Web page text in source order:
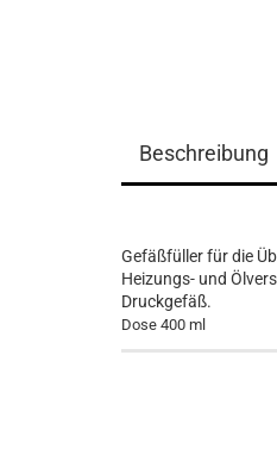
Beschreibung
Gefäßfüller für die
Heizungs- und
Druckgefäß.
Dose 400 ml